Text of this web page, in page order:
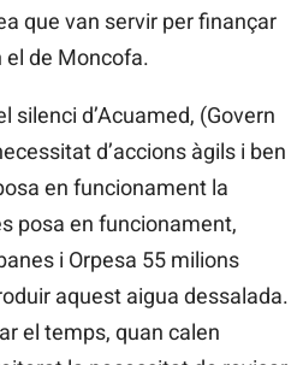
que van servir per finançar
el de Moncofa.
silenci d’Acuamed, (Govern
d’accions àgils i ben
en funcionament la
posa en funcionament,
i Orpesa 55 milions
aquest aigua dessalada.
el temps, quan calen